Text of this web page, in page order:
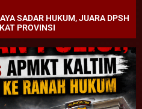
SADAR HUKUM, JUARA DPSH
PROVINSI